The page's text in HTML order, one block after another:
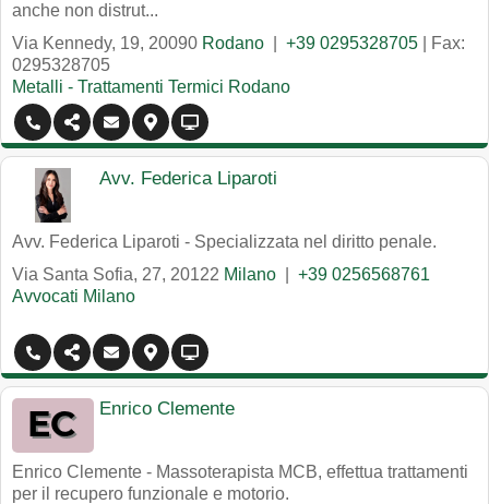
anche non distrut...
Via Kennedy, 19, 20090 Rodano +39 0295328705 | Fax:
0295328705
Metalli - Trattamenti Termici Rodano
Avv. Federica Liparoti
Avv. Federica Liparoti - Specializzata nel diritto penale.
Via Santa Sofia, 27, 20122 Milano
+39 0256568761
Avvocati Milano
Enrico Clemente
Enrico Clemente - Massoterapista MCB, effettua trattamenti
per il recupero funzionale e motorio.